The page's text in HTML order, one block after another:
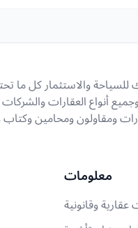
للسياحة والاستثمار كل ما
أنواع العقارات والشركات
ومقاولون ومحامين
معلومات
وقانونية